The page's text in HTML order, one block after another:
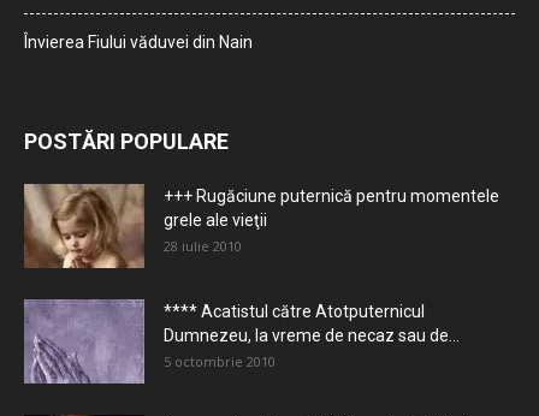
Învierea Fiului văduvei din Nain
POSTĂRI POPULARE
+++ Rugăciune puternică pentru momentele
grele ale vieţii
28 iulie 2010
**** Acatistul către Atotputernicul
Dumnezeu, la vreme de necaz sau de...
5 octombrie 2010